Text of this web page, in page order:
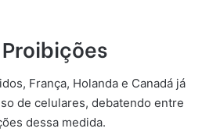
França, Holanda e Canadá já
de celulares, debatendo entre
dessa medida.